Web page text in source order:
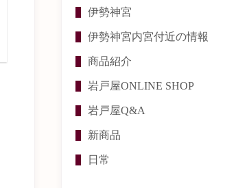
伊勢神宮
伊勢神宮内宮付近の情報
商品紹介
岩戸屋ONLINE SHOP
岩戸屋Q&A
新商品
日常